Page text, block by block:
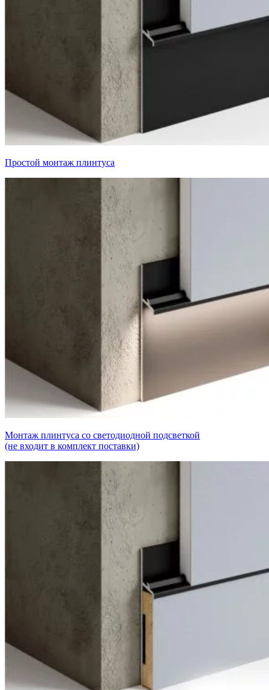
Простой монтаж плинтуса
Монтаж плинтуса со светодиодной подсветкой
(не входит в комплект поставки)